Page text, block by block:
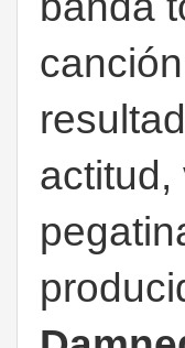
actitud,